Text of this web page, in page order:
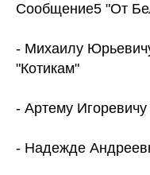
Сообщение5 "От
- Михаилу
"Котикам"
- Артему
- Надежде